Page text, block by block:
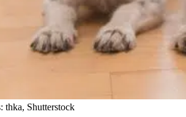
thka, Shutterstock